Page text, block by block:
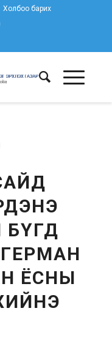
Холбоо барих
ЁСНЫ